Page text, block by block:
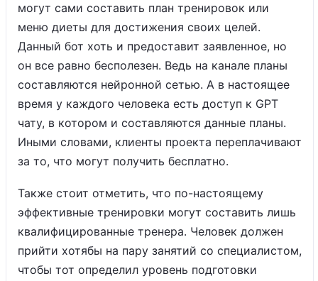
могут сами составить план тренировок или
меню диеты для достижения своих целей.
Данный бот хоть и предоставит заявленное, но
он все равно бесполезен. Ведь на канале планы
составляются нейронной сетью. А в настоящее
время у каждого человека есть доступ к GPT
чату, в котором и составляются данные планы.
Иными словами, клиенты проекта переплачивают
за то, что могут получить бесплатно.
Также стоит отметить, что по-настоящему
эффективные тренировки могут составить лишь
квалифицированные тренера. Человек должен
прийти хотябы на пару занятий со специалистом,
чтобы тот определил уровень подготовки